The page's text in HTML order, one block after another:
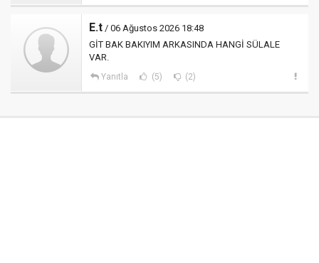
E.t / 06 Ağustos 2026 18:48
GİT BAK BAKIYIM ARKASINDA HANGİ SÜLALE
VAR.
Yanıtla (5) (2)